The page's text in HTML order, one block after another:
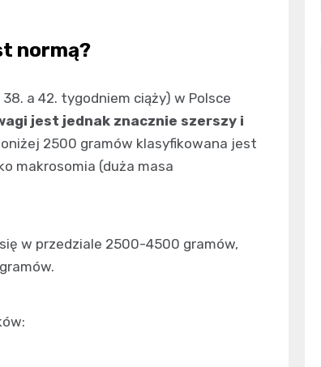
normą?
a 42. tygodniem ciąży) w Polsce
jest jednak znacznie szerszy i
2500 gramów klasyfikowana jest
makrosomia (duża masa
w przedziale 2500-4500 gramów,